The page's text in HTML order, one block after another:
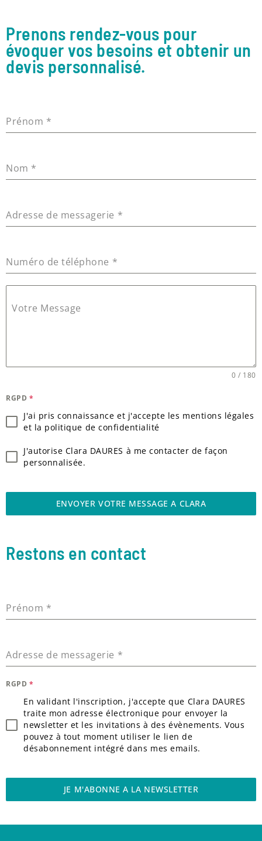
Prenons rendez-vous pour
évoquer vos besoins et obtenir un
devis personnalisé.
Prénom *
Nom *
Adresse de messagerie *
Numéro de téléphone *
Votre Message
0 / 180
RGPD *
J'ai pris connaissance et j'accepte les mentions légales
et la politique de confidentialité
J'autorise Clara DAURES à me contacter de façon
personnalisée.
ENVOYER VOTRE MESSAGE A CLARA
Restons en contact
Prénom *
Adresse de messagerie *
RGPD *
En validant l'inscription, j'accepte que Clara DAURES
traite mon adresse électronique pour envoyer la
newsletter et les invitations à des évènements. Vous
pouvez à tout moment utiliser le lien de
désabonnement intégré dans mes emails.
JE M'ABONNE A LA NEWSLETTER